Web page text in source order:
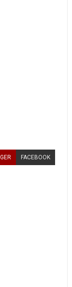
FACEBOOK